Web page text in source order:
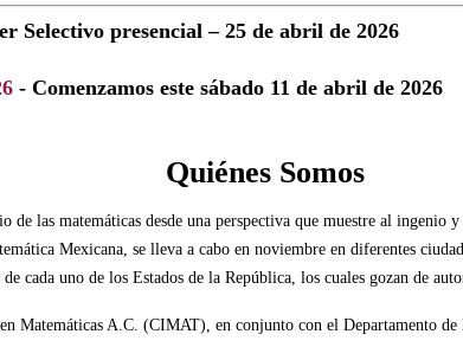
Selectivo presencial – 25 de abril de 2026
- Comenzamos este sábado 11 de abril de 2026
Quiénes Somos
de las matemáticas desde una perspectiva que muestre al
Mexicana, se lleva a cabo en noviembre en diferentes
cada uno de los Estados de la República, los cuales gozan de
Matemáticas A.C. (CIMAT), en conjunto con el Departamento